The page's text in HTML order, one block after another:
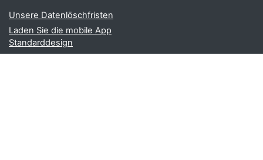
Unsere Datenlöschfristen
Laden Sie die mobile App
Standarddesign